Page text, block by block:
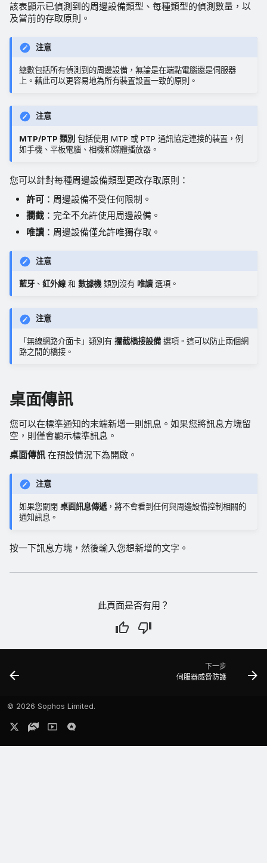
該表顯示已偵測到的周邊設備類型、每種類型的偵測數量，以
及當前的存取原則。
注意
總數包括所有偵測到的周邊設備，無論是在端點電腦還是伺服器
上。藉此可以更容易地為所有裝置設置一致的原則。
注意
MTP/PTP 類別 包括使用 MTP 或 PTP 通訊協定連接的裝置，例
如手機、平板電腦、相機和媒體播放器。
您可以針對每種周邊設備類型更改存取原則：
許可 ：周邊設備不受任何限制。
攔截 ：完全不允許使用周邊設備。
唯讀 ：周邊設備僅允許唯獨存取。
注意
藍牙 、 紅外線 和 數據機 類別沒有 唯讀 選項。
注意
「無線網路介面卡」類別有 攔截橋接設備 選項。這可以防止兩個網
路之間的橋接。
桌面傳訊
您可以在標準通知的末端新增一則訊息。如果您將訊息方塊留
空，則僅會顯示標準訊息。
桌面傳訊 在預設情況下為開啟。
注意
如果您關閉 桌面訊息傳遞，將不會看到任何與周邊設備控制相關的
通知訊息。
按一下訊息方塊，然後輸入您想新增的文字。
此頁面是否有用？
下一步
伺服器威脅防護
© 2026 Sophos Limited.